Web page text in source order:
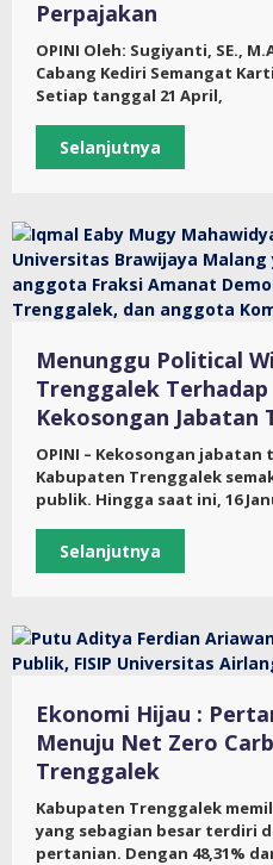
Perpajakan
OPINI Oleh: Sugiyanti, SE.,
Cabang Kediri Semangat
Setiap tanggal 21 April,
Selanjutnya
Menunggu Political
Trenggalek Terhadap
Kekosongan Jabatan
OPINI – Kekosongan
Kabupaten Trenggalek
publik. Hingga saat ini, 16
Selanjutnya
Ekonomi Hijau :
Menuju Net Zero
Trenggalek
Kabupaten Trenggalek
yang sebagian besar terdiri
pertanian. Dengan 48,31%